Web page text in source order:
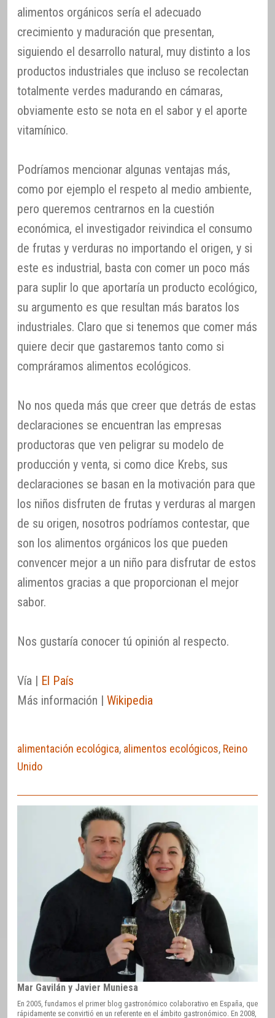
alimentos orgánicos sería el adecuado
crecimiento y maduración que presentan,
siguiendo el desarrollo natural, muy distinto a los
productos industriales que incluso se recolectan
totalmente verdes madurando en cámaras,
obviamente esto se nota en el sabor y el aporte
vitamínico.
Podríamos mencionar algunas ventajas más,
como por ejemplo el respeto al medio ambiente,
pero queremos centrarnos en la cuestión
económica, el investigador reivindica el consumo
de frutas y verduras no importando el origen, y si
este es industrial, basta con comer un poco más
para suplir lo que aportaría un producto ecológico,
su argumento es que resultan más baratos los
industriales. Claro que si tenemos que comer más
quiere decir que gastaremos tanto como si
compráramos alimentos ecológicos.
No nos queda más que creer que detrás de estas
declaraciones se encuentran las empresas
productoras que ven peligrar su modelo de
producción y venta, si como dice Krebs, sus
declaraciones se basan en la motivación para que
los niños disfruten de frutas y verduras al margen
de su origen, nosotros podríamos contestar, que
son los alimentos orgánicos los que pueden
convencer mejor a un niño para disfrutar de estos
alimentos gracias a que proporcionan el mejor
sabor.
Nos gustaría conocer tú opinión al respecto.
Vía |
El País
Más información | Wikipedia
alimentación ecológica, alimentos ecológicos, Reino
Unido
Mar Gavilán y Javier Muniesa
En 2005, fundamos el primer blog gastronómico colaborativo en España, que
rápidamente se convirtió en un referente en el ámbito gastronómico. En 2008,